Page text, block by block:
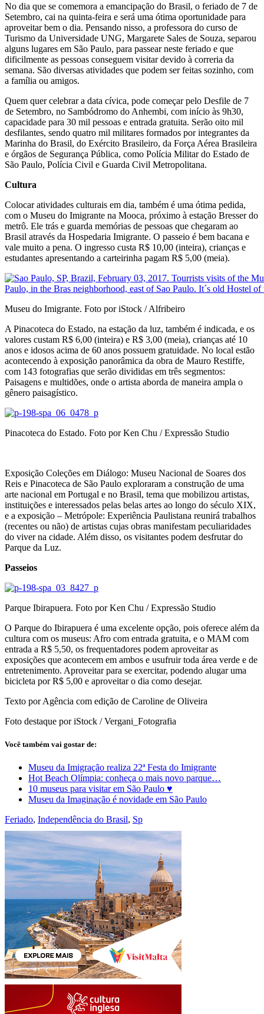
No dia que se comemora a emancipação do Brasil, o feriado de 7 de
Setembro, cai na quinta-feira e será uma ótima oportunidade para
aproveitar bem o dia. Pensando nisso, a professora do curso de
Turismo da Universidade UNG, Margarete Sales de Souza, separou
alguns lugares em São Paulo, para passear neste feriado e que
dificilmente as pessoas conseguem visitar devido à correria da
semana. São diversas atividades que podem ser feitas sozinho, com
a família ou amigos.
Quem quer celebrar a data cívica, pode começar pelo Desfile de 7
de Setembro, no Sambódromo do Anhembi, com início às 9h30,
capacidade para 30 mil pessoas e entrada gratuita. Serão oito mil
desfilantes, sendo quatro mil militares formados por integrantes da
Marinha do Brasil, do Exército Brasileiro, da Força Aérea Brasileira
e órgãos de Segurança Pública, como Polícia Militar do Estado de
São Paulo, Polícia Civil e Guarda Civil Metropolitana.
Cultura
Colocar atividades culturais em dia, também é uma ótima pedida,
com o Museu do Imigrante na Mooca, próximo à estação Bresser do
metrô. Ele trás e guarda memórias de pessoas que chegaram ao
Brasil através da Hospedaria Imigrante. O passeio é bem bacana e
vale muito a pena. O ingresso custa R$ 10,00 (inteira), crianças e
estudantes apresentando a carteirinha pagam R$ 5,00 (meia).
Museu do Imigrante. Foto por iStock / Alfribeiro
A Pinacoteca do Estado, na estação da luz, também é indicada, e os
valores custam R$ 6,00 (inteira) e R$ 3,00 (meia), crianças até 10
anos e idosos acima de 60 anos possuem gratuidade. No local estão
acontecendo à exposição panorâmica da obra de Mauro Restiffe,
com 143 fotografias que serão divididas em três segmentos:
Paisagens e multidões, onde o artista aborda de maneira ampla o
gênero paisagístico.
Pinacoteca do Estado. Foto por Ken Chu / Expressão Studio
Exposição Coleções em Diálogo: Museu Nacional de Soares dos
Reis e Pinacoteca de São Paulo exploraram a construção de uma
arte nacional em Portugal e no Brasil, tema que mobilizou artistas,
instituições e interessados pelas belas artes ao longo do século XIX,
e a exposição – Metrópole: Experiência Paulistana reunirá trabalhos
(recentes ou não) de artistas cujas obras manifestam peculiaridades
do viver na cidade. Além disso, os visitantes podem desfrutar do
Parque da Luz.
Passeios
Parque Ibirapuera. Foto por Ken Chu / Expressão Studio
O Parque do Ibirapuera é uma excelente opção, pois oferece além da
cultura com os museus: Afro com entrada gratuita, e o MAM com
entrada a R$ 5,50, os frequentadores podem aproveitar as
exposições que acontecem em ambos e usufruir toda área verde e de
entretenimento. Aproveitar para se exercitar, podendo alugar uma
bicicleta por R$ 5,00 e aproveitar o dia como desejar.
Texto por Agência com edição de Caroline de Oliveira
Foto destaque por iStock / Vergani_Fotografia
Você também vai gostar de:
Museu da Imigração realiza 22ª Festa do Imigrante
Hot Beach Olímpia: conheça o mais novo parque…
10 museus para visitar em São Paulo ♥
Museu da Imaginação é novidade em São Paulo
Feriado, Independência do Brasil, Sp